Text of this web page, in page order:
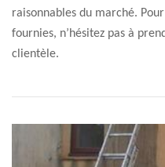
raisonnables du marché.
fournies, n’hésitez pas à
clientèle.